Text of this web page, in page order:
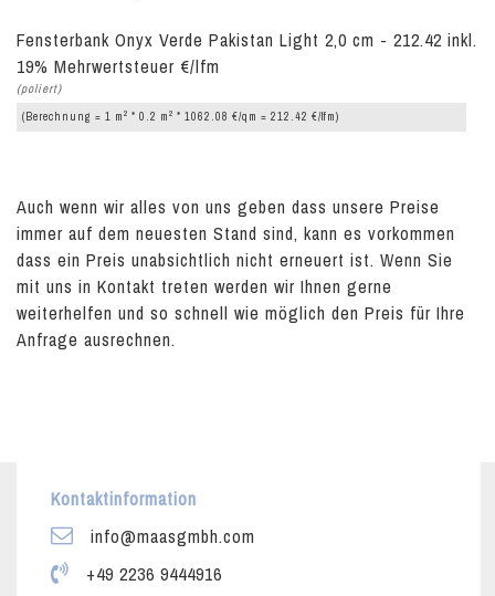
Fensterbank Onyx Verde Pakistan Light 2,0 cm - 212.42 inkl.
19% Mehrwertsteuer €/lfm
(poliert)
(Berechnung = 1 m 2 * 0.2 m 2 * 1062.08 €/qm = 212.42 €/lfm)
Auch wenn wir alles von uns geben dass unsere Preise
immer auf dem neuesten Stand sind, kann es vorkommen
dass ein Preis unabsichtlich nicht erneuert ist. Wenn Sie
mit uns in Kontakt treten werden wir Ihnen gerne
weiterhelfen und so schnell wie möglich den Preis für Ihre
Anfrage ausrechnen.
Kontaktinformation
info@maasgmbh.com
+49 2236 9444916